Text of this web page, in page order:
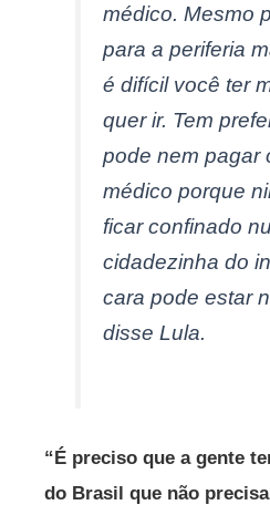
médico. Mesmo
para a periferia
é difícil você ter
quer ir. Tem
pode nem pagar
médico porque
ficar confinado
cidadezinha do
cara pode estar
disse Lula.
“É preciso que a gente
do Brasil que não